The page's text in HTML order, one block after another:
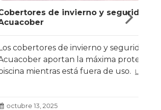
invierno y seguridad
invierno y seguridad
la máxima protección a la
está fuera de uso. Leer más